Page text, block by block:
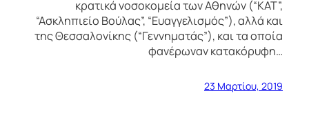
κρατικά νοσοκομεία των Αθηνών (“ΚΑΤ”,
“Ασκληπιείο Βούλας”, “Ευαγγελισμός”), αλλά και
της Θεσσαλονίκης (“Γεννηματάς”), και τα οποία
φανέρωναν κατακόρυφη…
23 Μαρτίου, 2019